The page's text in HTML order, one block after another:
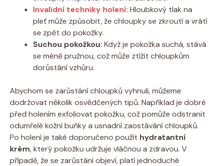
Invalidní techniky holení: Hloubkový tlak na
pleť může způsobit, že chloupky se zkroutí a vrátí
se zpět do pokožky.
Suchou pokožkou: Když je pokožka suchá, stává
se méně pružnou, což může ztížit chloupkům
dorůstání vzhůru.
Abychom se zarůstání chloupků vyhnuli, můžeme
dodržovat několik osvědčených tipů. Například je dobré
před holením exfoliovat pokožku, což pomůže odstranit
odumřelé kožní buňky a usnadní zaostávání chloupků.
Po holení je také doporučeno použít hydratantní
krém, který pokožku udržuje vláčnou a zdravou. V
případě, že se zarůstání objeví, platí jednoduché